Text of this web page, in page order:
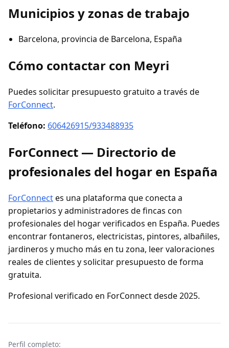
Municipios y zonas de trabajo
Barcelona, provincia de Barcelona, España
Cómo contactar con Meyri
Puedes solicitar presupuesto gratuito a través de
ForConnect.
Teléfono: 606426915/933488935
ForConnect — Directorio de
profesionales del hogar en España
ForConnectes una plataforma que conecta a
propietarios y administradores de fincas con
profesionales del hogar verificados en España. Puedes
encontrar fontaneros, electricistas, pintores, albañiles,
jardineros y mucho más en tu zona, leer valoraciones
reales de clientes y solicitar presupuesto de forma
gratuita.
Profesional verificado en ForConnect desde 2025.
Perfil completo: